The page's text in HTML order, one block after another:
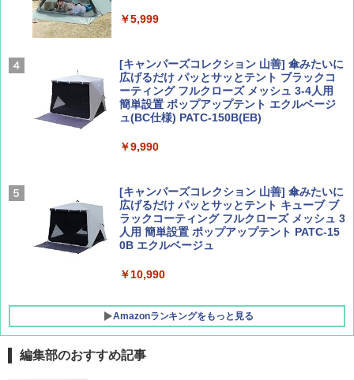
AIRLINE（エアライン）2026年9月号【特
集】ボーイング110周年を祝して！
￥1,760
ァキア 2026～2027 地球の歩き方A ヨーロッ
￥2,277
新しい日本地理 地図・統計・移動から読み
解く (講談社現代新書)
￥1,540
￥5,999
[キャンパーズコレクション 山善] 傘みたいに
広げるだけ パッとサッとテント ブラックコ
ーティング フルクローズ メッシュ 3-4人用
簡単設置 ポップアップテント エクルベージ
ュ(BC仕様) PATC-150B(EB)
￥9,990
[キャンパーズコレクション 山善] 傘みたいに
広げるだけ パッとサッとテント キューブ ブ
ラックコーティング フルクローズ メッシュ 3
人用 簡単設置 ポップアップテント PATC-15
0B エクルベージュ
￥10,990
Amazonランキングをもっと見る
編集部のおすすめ記事